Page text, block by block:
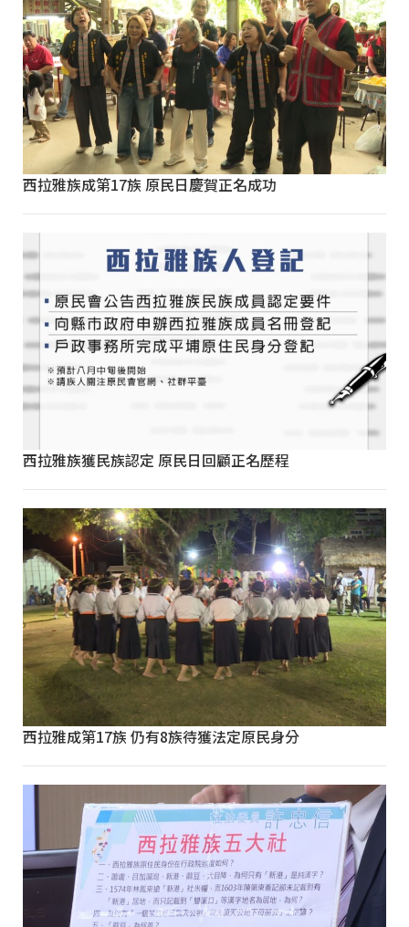
西拉雅族成第17族 原民日慶賀正名成功
西拉雅族獲民族認定 原民日回顧正名歷程
西拉雅成第17族 仍有8族待獲法定原民身分